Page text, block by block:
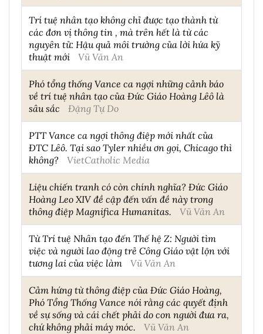
Trí tuệ nhân tạo không chỉ được tạo thành từ
các đơn vị thông tin , mà trên hết là từ các
nguyên tử: Hậu quả môi trường của lời hứa kỹ
thuật mới
Vũ Văn An
Phó tổng thống Vance ca ngợi những cảnh báo
về trí tuệ nhân tạo của Đức Giáo Hoàng Lêô là
sâu sắc
Đặng Tự Do
PTT Vance ca ngợi thông điệp mới nhất của
ĐTC Lêô. Tại sao Tyler nhiều ơn gọi, Chicago thì
không?
VietCatholic Media
Liệu chiến tranh có còn chính nghĩa? Đức Giáo
Hoàng Leo XIV đề cập đến vấn đề này trong
thông điệp Magnifica Humanitas.
Vũ Văn An
Từ Trí tuệ Nhân tạo đến Thế hệ Z: Người tìm
việc và người lao động trẻ Công Giáo vật lộn với
tương lai của việc làm
Vũ Văn An
Cảm hứng từ thông điệp của Đức Giáo Hoàng,
Phó Tổng Thống Vance nói rằng các quyết định
về sự sống và cái chết phải do con người đưa ra,
chứ không phải máy móc.
Vũ Văn An